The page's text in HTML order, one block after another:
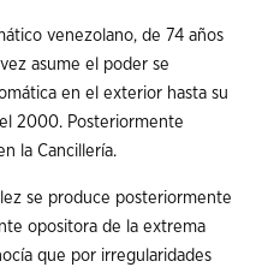
venezolano, de 74 años
asume el poder se
en el exterior hasta su
2000. Posteriormente
la Cancillería.
se produce posteriormente
opositora de la extrema
que por irregularidades